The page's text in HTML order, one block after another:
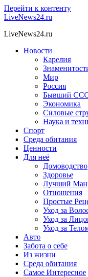
Перейти к контенту
LiveNews24.ru
LiveNews24.ru
Новости
Карелия
Мир
Россия
Бывший
Экономика
Силовые
Наука и
Спорт
Среда обитания
Ценности
Для неё
Домоводство
Здоровье
Лучший
Отношения
Простые
Уход за
Уход за
Уход за
Авто
Забота о себе
Из жизни
Среда обитания
Самое Интересное